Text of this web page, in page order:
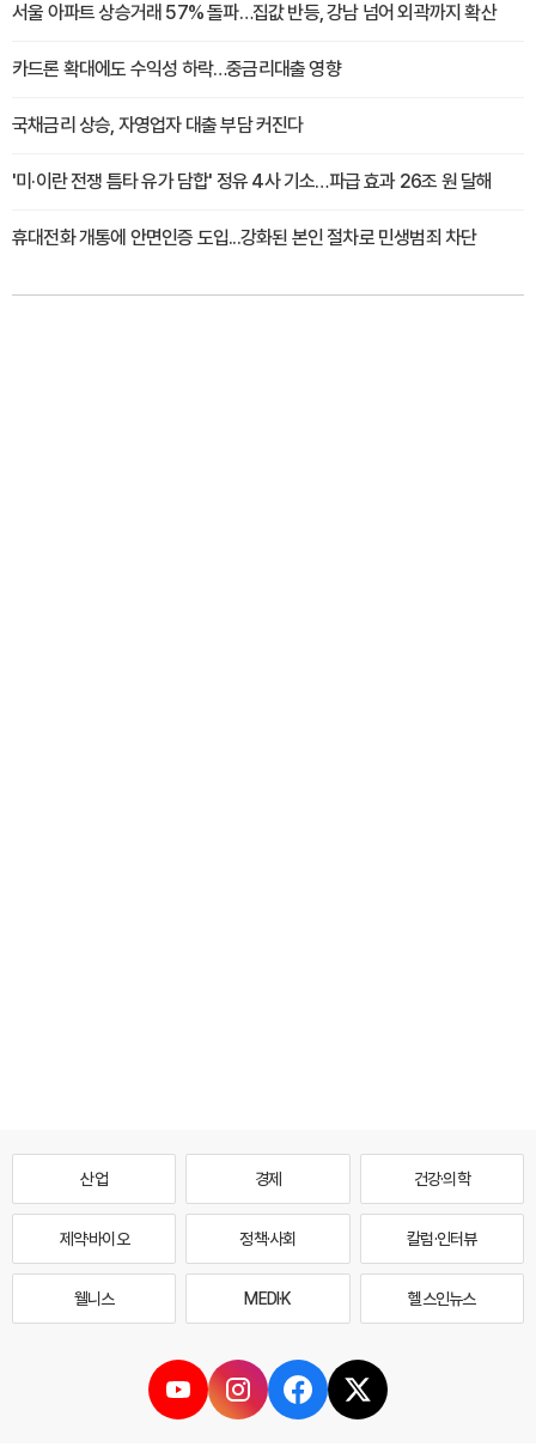
서울 아파트 상승거래 57% 돌파…집값 반등, 강남 넘어 외곽까지 확산
카드론 확대에도 수익성 하락…중금리대출 영향
국채금리 상승, 자영업자 대출 부담 커진다
'미·이란 전쟁 틈타 유가 담합' 정유 4사 기소…파급 효과 26조 원 달해
휴대전화 개통에 안면인증 도입...강화된 본인 절차로 민생범죄 차단
산업 경제 건강·의학
제약·바이오 정책·사회 칼럼·인터뷰
웰니스 MEDI·K 헬스인뉴스